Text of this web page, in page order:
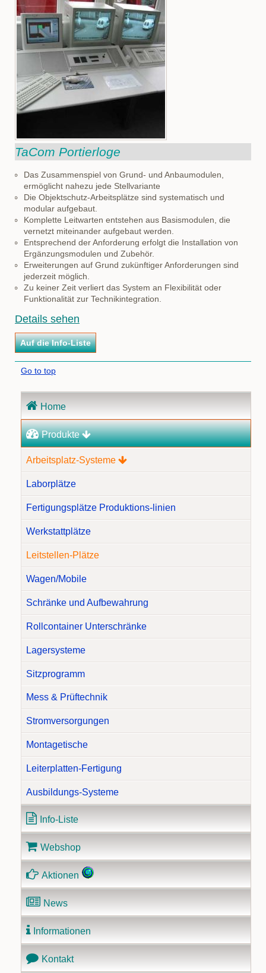
TaCom Portierloge
Das Zusammenspiel von Grund- und Anbaumodulen,
ermöglicht nahezu jede Stellvariante
Die Objektschutz-Arbeitsplätze sind systematisch und
modular aufgebaut.
Komplette Leitwarten entstehen aus Basismodulen, die
vernetzt miteinander aufgebaut werden.
Entsprechend der Anforderung erfolgt die Installation von
Ergänzungsmodulen und Zubehör.
Erweiterungen auf Grund zukünftiger Anforderungen sind
jederzeit möglich.
Zu keiner Zeit verliert das System an Flexibilität oder
Funktionalität zur Technikintegration.
Details sehen
Go to top
überspringen
Home
Produkte
Arbeitsplatz-Systeme
Laborplätze
Fertigungsplätze Produktions-linien
Werkstattplätze
Leitstellen-Plätze
Wagen/Mobile
Schränke und Aufbewahrung
Rollcontainer Unterschränke
Lagersysteme
Sitzprogramm
Mess & Prüftechnik
Stromversorgungen
Montagetische
Leiterplatten-Fertigung
Ausbildungs-Systeme
Info-Liste
Webshop
Aktionen
News
Informationen
Kontakt